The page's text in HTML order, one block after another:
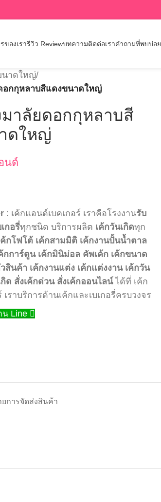
ของเรารีวิว Reviewบทความติดต่อเราคำถามที่พบบ่อย
นาดใหญ่/
อกกุหลาบสีแดงขนาดใหญ่
มาลัยดอกกุหลาบสี
ดใหญ่
นด์
: เค้กแอนด์เบคเกอร์ เราคือโรงงานรับ
กอรี่ทุกชนิด บริการผลิต เค้กวันเกิดทุก
ค้กโฟโต้ เค้กสามมิติ เค้กงานปั้นน้ำตาล
กการ์ตูน เค้กมินิม่อล คัพเค้ก เค้กขนาด
สินค้า เค้กงานแต่ง เค้กแต่งงาน เค้กวัน
ด สั่งเค้กด่วน สั่งเค้กออนไลน์ได้ที่ เค้ก
เราบริการด้านเค้กและเบเกอรี่ครบวงจร
น Line
การจัดส่งสินค้า